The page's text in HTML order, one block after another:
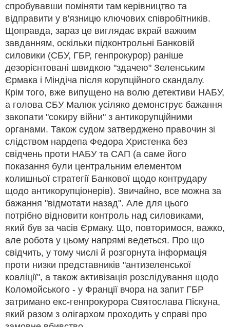
спробувавши поміняти там керівництво та
відправити у в'язницю ключових співробітників.
Щоправда, зараз це виглядає вкрай важким
завданням, оскільки підконтрольні Банковій
силовики (СБУ, ГБР, генпрокурор) раніше
дезорієнтовані швидкою "здачею" Зеленським
Єрмака і Міндіча після корупційного скандалу.
Крім того, вже випущено на волю детективи НАБУ,
а голова СБУ Малюк усіляко демонструє бажання
закопати "сокиру війни" з антикорупційними
органами. Також судом затверджено правочин зі
слідством нардепа Федора Христенка без
свідчень проти НАБУ та САП (а саме його
показання були центральним елементом
колишньої стратегії Банкової щодо контрудару
щодо антикорупціонерів). Звичайно, все можна за
бажання "відмотати назад". Але для цього
потрібно відновити контроль над силовиками,
який був за часів Єрмаку. Що, повторимося, важко,
але робота у цьому напрямі ведеться. Про що
свідчить, у тому числі й розгорнута інформація
проти низки представників "антизеленської
коаліції", а також активізація розслідування щодо
Коломойського - у Франції вчора на запит ГБР
затримано екс-генпрокурора Святослава Піскуна,
який разом з олігархом проходить у справі про